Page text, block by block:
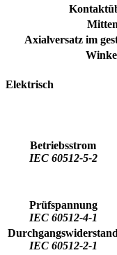
Axialversatz im
Elektrisch
Betriebsstrom
IEC 60512-5-2
Prüfspannung
IEC 60512-4-1
Durchgangswiderstand
IEC 60512-2-1